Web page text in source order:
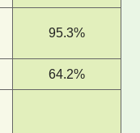
95.3%
64.2%